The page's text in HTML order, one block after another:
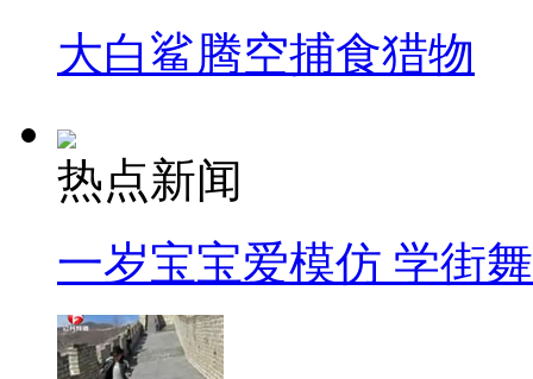
大白鲨腾空捕食猎物
热点新闻
一岁宝宝爱模仿 学街